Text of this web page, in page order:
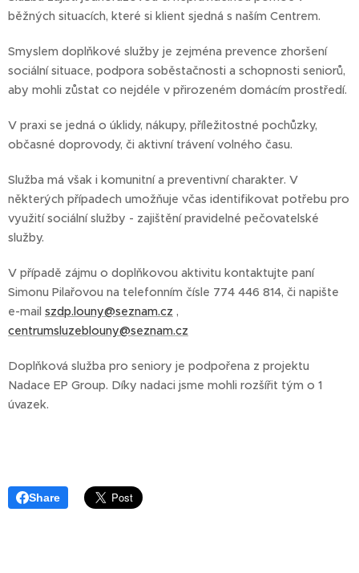
běžných situacích, které si klient sjedná s naším Centrem.
Smyslem doplňkové služby je zejména prevence zhoršení
sociální situace, podpora soběstačnosti a schopnosti seniorů,
aby mohli zůstat co nejdéle v přirozeném domácím prostředí.
V praxi se jedná o úklidy, nákupy, příležitostné pochůzky,
občasné doprovody, či aktivní trávení volného času.
Služba má však i komunitní a preventivní charakter. V
některých případech umožňuje včas identifikovat potřebu pro
využití sociální služby - zajištění pravidelné pečovatelské
služby.
V případě zájmu o doplňkovou aktivitu kontaktujte paní
Simonu Pilařovou na telefonním čísle 774 446 814, či napište
e-mail szdp.louny@seznam.cz ,
centrumsluzeblouny@seznam.cz
Doplňková služba pro seniory je podpořena z projektu
Nadace EP Group. Díky nadaci jsme mohli rozšířit tým o 1
úvazek.
Share